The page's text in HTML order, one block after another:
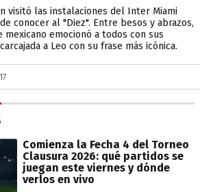
visitó las instalaciones del Inter Miami
conocer al "Diez". Entre besos y abrazos,
emocionó a todos con sus
a Leo con su frase más icónica.
Comienza la Fecha 4 del Torneo
Clausura 2026: qué partidos se
juegan este viernes y dónde
verlos en vivo